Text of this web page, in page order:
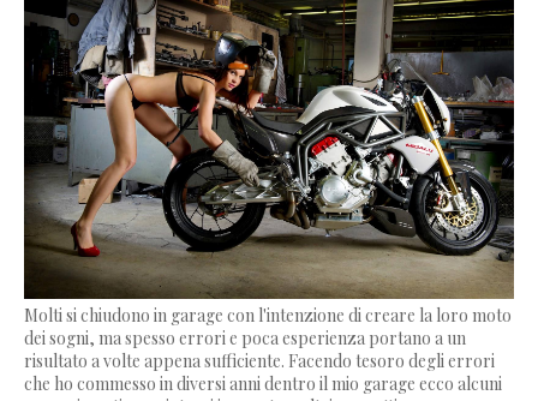
Molti si chiudono in garage con l'intenzione di creare la loro moto
dei sogni, ma spesso errori e poca esperienza portano a un
risultato a volte appena sufficiente. Facendo tesoro degli errori
che ho commesso in diversi anni dentro il mio garage ecco alcuni